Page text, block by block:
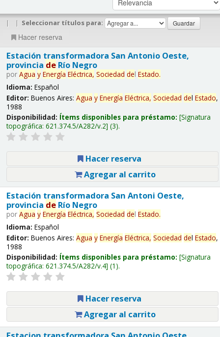
| | Seleccionar títulos para:
Hacer reserva
Estación transformadora San Antonio Oeste,
provincia deRío Negro
por Agua y Energía Eléctrica, Sociedad del Estado.
Idioma: Español
Editor: Buenos Aires: Agua y Energía Eléctrica, Sociedad del Estado,
1988
Disponibilidad: Ítems disponibles para préstamo: Signatura
topográfica: 621.374.5/A282/v.2 (3).
Hacer reserva
Agregar al carrito
Estación transformadora San Antoni Oeste,
provincia deRío Negro
por Agua y Energía Eléctrica, Sociedad del Estado.
Idioma: Español
Editor: Buenos Aires: Agua y Energía Eléctrica, Sociedad del Estado,
1988
Disponibilidad: Ítems disponibles para préstamo: Signatura
topográfica: 621.374.5/A282/v.4 (1).
Hacer reserva
Agregar al carrito